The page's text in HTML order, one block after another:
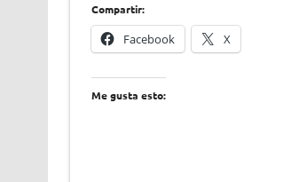
Compartir:
Facebook X
Me gusta esto: